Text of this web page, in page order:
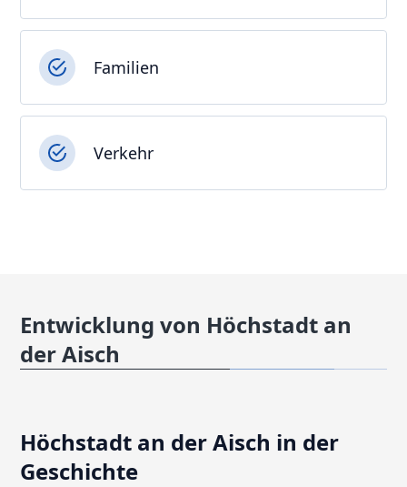
Familien
Verkehr
Entwicklung von Höchstadt an
der Aisch
Höchstadt an der Aisch in der
Geschichte